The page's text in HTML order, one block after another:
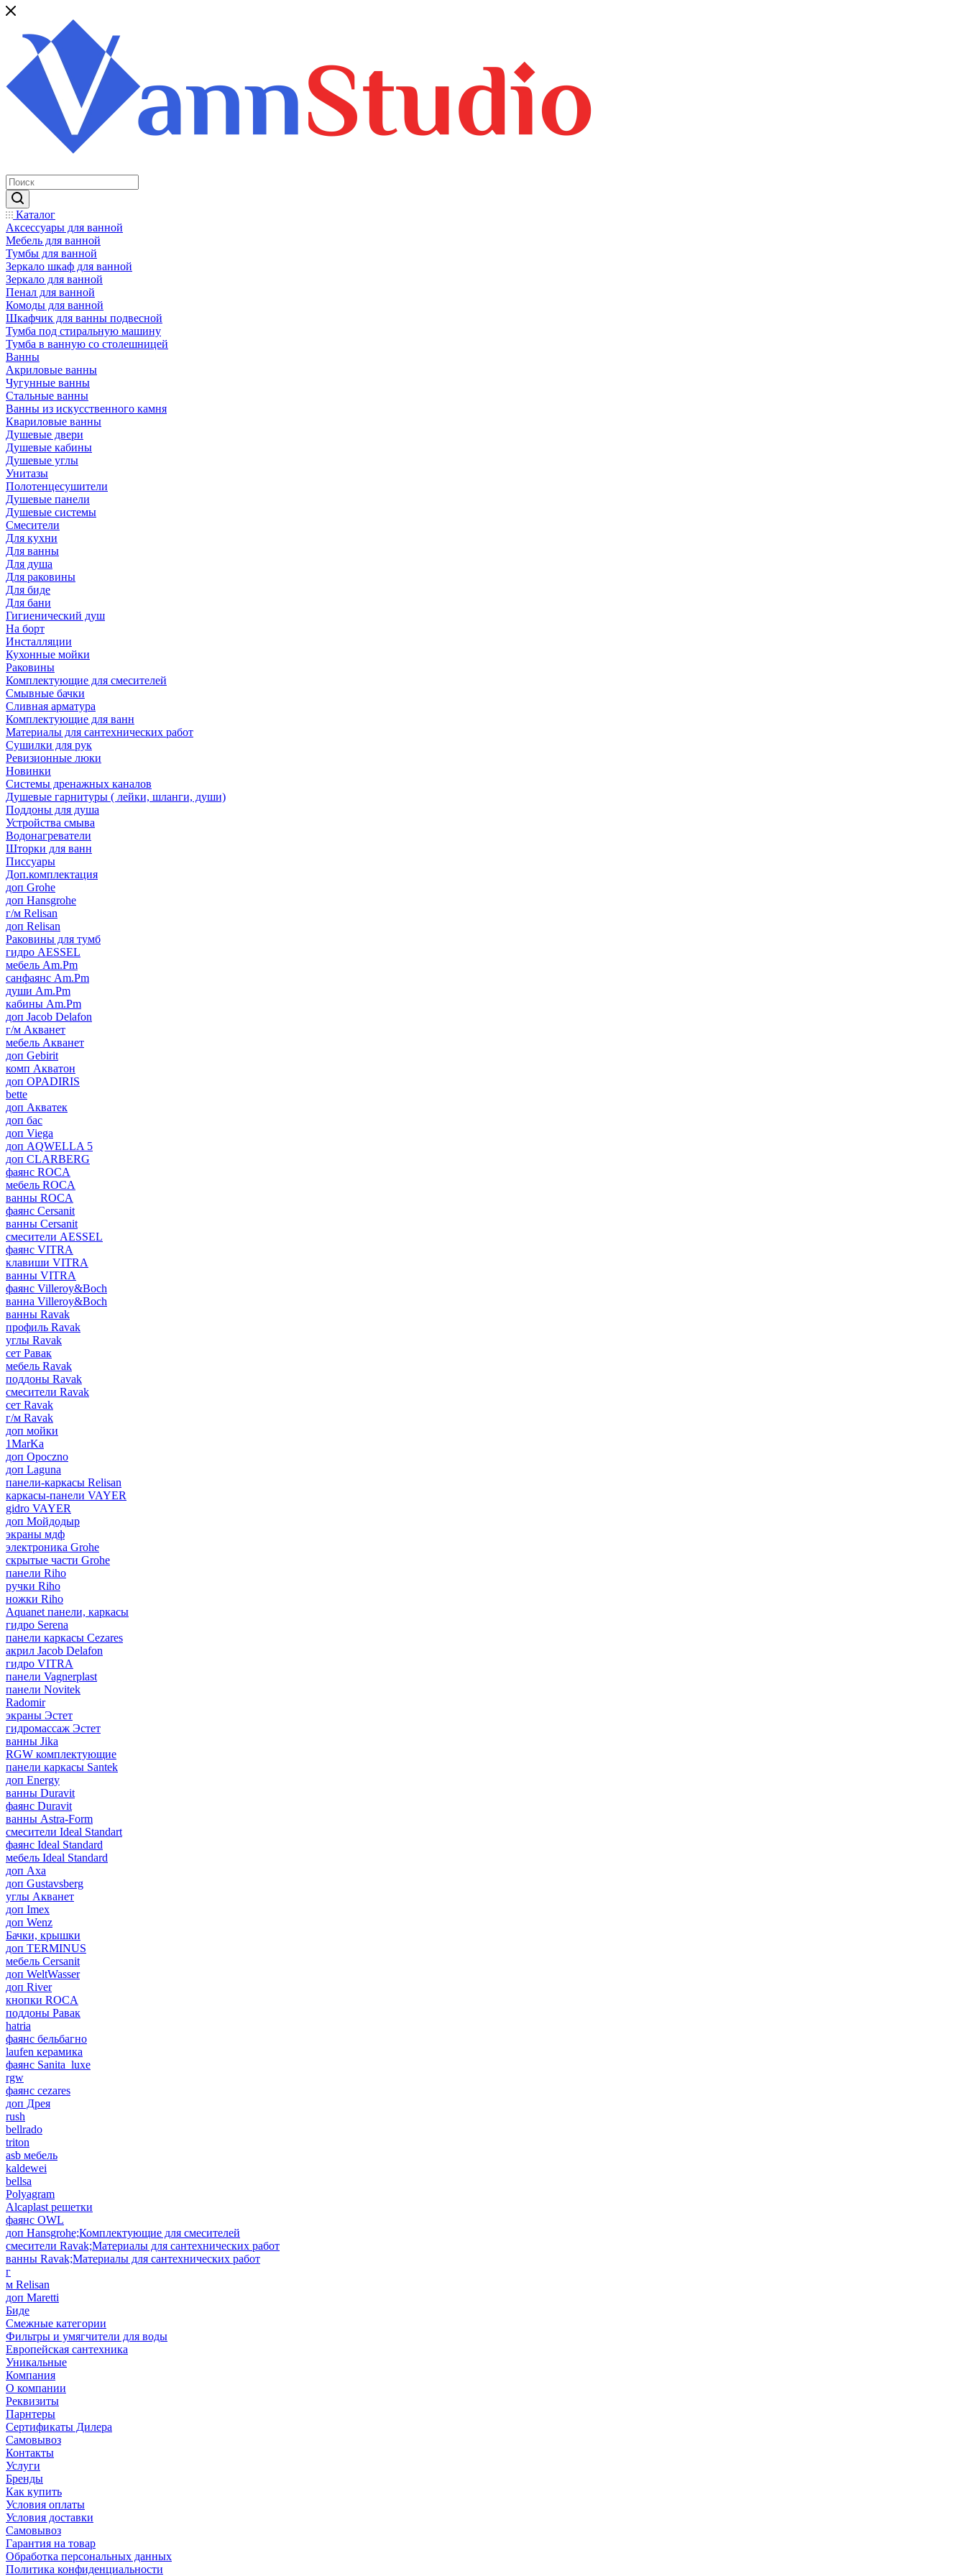
Каталог
Аксессуары для ванной
Мебель для ванной
Тумбы для ванной
Зеркало шкаф для ванной
Зеркало для ванной
Пенал для ванной
Комоды для ванной
Шкафчик для ванны подвесной
Тумба под стиральную машину
Тумба в ванную со столешницей
Ванны
Акриловые ванны
Чугунные ванны
Стальные ванны
Ванны из искусственного камня
Квариловые ванны
Душевые двери
Душевые кабины
Душевые углы
Унитазы
Полотенцесушители
Душевые панели
Душевые системы
Смесители
Для кухни
Для ванны
Для душа
Для раковины
Для биде
Для бани
Гигиенический душ
На борт
Инсталляции
Кухонные мойки
Раковины
Комплектующие для смесителей
Смывные бачки
Сливная арматура
Комплектующие для ванн
Материалы для сантехнических работ
Сушилки для рук
Ревизионные люки
Новинки
Системы дренажных каналов
Душевые гарнитуры ( лейки, шланги, души)
Поддоны для душа
Устройства смыва
Водонагреватели
Шторки для ванн
Писсуары
Доп.комплектация
доп Grohe
доп Hansgrohe
г/м Relisan
доп Relisan
Раковины для тумб
гидро AESSEL
мебель Am.Pm
санфаянс Am.Pm
души Am.Pm
кабины Am.Pm
доп Jacob Delafon
г/м Акванет
мебель Акванет
доп Gebirit
комп Акватон
доп OPADIRIS
bette
доп Акватек
доп бас
доп Viega
доп AQWELLA 5
доп CLARBERG
фаянс ROCA
мебель ROCA
ванны ROCA
фаянс Cersanit
ванны Cersanit
смесители AESSEL
фаянс VITRA
клавиши VITRA
ванны VITRA
фаянс Villeroy&Boch
ванна Villeroy&Boch
ванны Ravak
профиль Ravak
углы Ravak
сет Равак
мебель Ravak
поддоны Ravak
смесители Ravak
сет Ravak
г/м Ravak
доп мойки
1MarKa
доп Opoczno
доп Laguna
панели-каркасы Relisan
каркасы-панели VAYER
gidro VAYER
доп Мойдодыр
экраны мдф
электроника Grohe
скрытые части Grohe
панели Riho
ручки Riho
ножки Riho
Aquanet панели, каркасы
гидро Serena
панели каркасы Cezares
акрил Jacob Delafon
гидро VITRA
панели Vagnerplast
панели Novitek
Radomir
экраны Эстет
гидромассаж Эстет
ванны Jika
RGW комплектующие
панели каркасы Santek
доп Energy
ванны Duravit
фаянс Duravit
ванны Astra-Form
смесители Ideal Standart
фаянс Ideal Standard
мебель Ideal Standard
доп Axa
доп Gustavsberg
углы Акванет
доп Imex
доп Wenz
Бачки, крышки
доп TERMINUS
мебель Cersanit
доп WeltWasser
доп River
кнопки ROCA
поддоны Равак
hatria
фаянс бельбагно
laufen керамика
фаянс Sanita_luxe
rgw
фаянс cezares
доп Дрея
rush
bellrado
triton
asb мебель
kaldewei
bellsa
Polyagram
Alcaplast решетки
фаянс OWL
доп Hansgrohe;Комплектующие для смесителей
смесители Ravak;Материалы для сантехнических работ
ванны Ravak;Материалы для сантехнических работ
г
м Relisan
доп Maretti
Биде
Смежные категории
Фильтры и умягчители для воды
Европейская сантехника
Уникальные
Компания
О компании
Реквизиты
Парнтеры
Сертификаты Дилера
Самовывоз
Контакты
Услуги
Бренды
Как купить
Условия оплаты
Условия доставки
Самовывоз
Гарантия на товар
Обработка персональных данных
Политика конфиденциальности